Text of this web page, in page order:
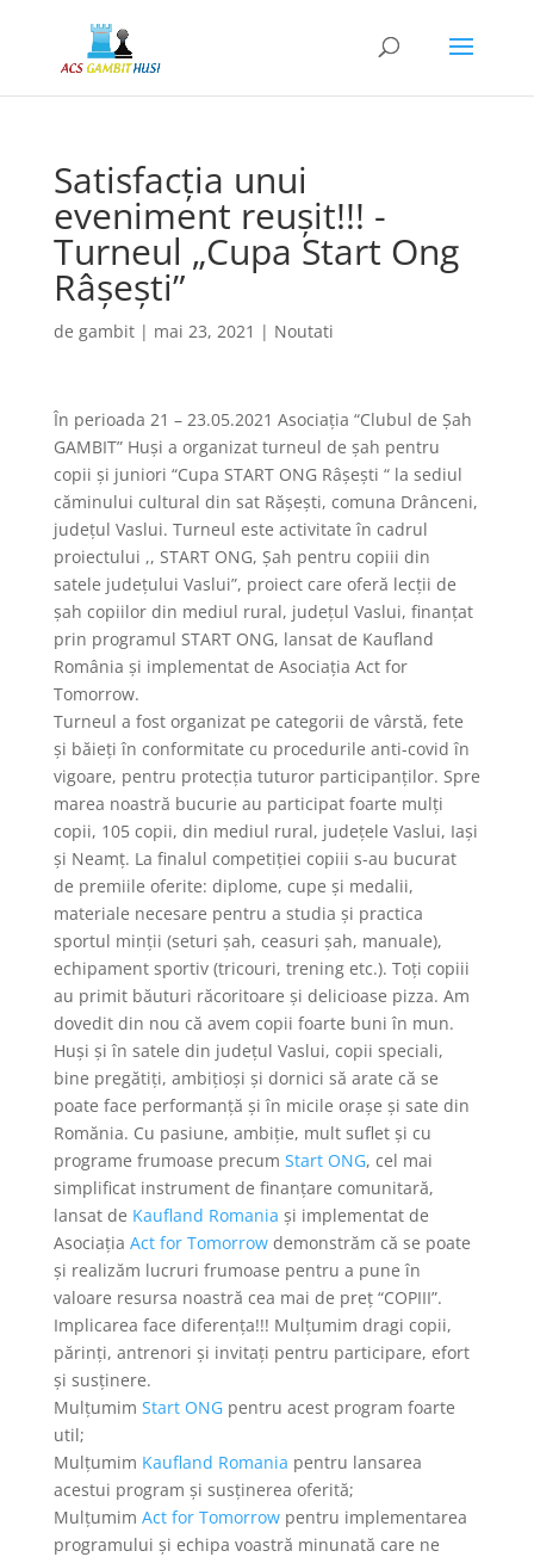
Satisfacția unui
eveniment reușit!!! -
Turneul „Cupa Start Ong
Râșești”
de gambit| mai 23, 2021 | Noutati
În perioada 21 – 23.05.2021 Asociația “Clubul de Șah
GAMBIT” Huși a organizat turneul de șah pentru
copii și juniori “Cupa START ONG Râșești “ la sediul
căminului cultural din sat Rășești, comuna Drânceni,
județul Vaslui. Turneul este activitate în cadrul
proiectului ,, START ONG, Șah pentru copiii din
satele județului Vaslui”, proiect care oferă lecții de
șah copiilor din mediul rural, județul Vaslui, finanțat
prin programul START ONG, lansat de Kaufland
România și implementat de Asociația Act for
Tomorrow.
Turneul a fost organizat pe categorii de vârstă, fete
și băieți în conformitate cu procedurile anti-covid în
vigoare, pentru protecția tuturor participanților. Spre
marea noastră bucurie au participat foarte mulți
copii, 105 copii, din mediul rural, județele Vaslui, Iași
și Neamț. La finalul competiției copiii s-au bucurat
de premiile oferite: diplome, cupe și medalii,
materiale necesare pentru a studia și practica
sportul minții (seturi șah, ceasuri șah, manuale),
echipament sportiv (tricouri, trening etc.). Toți copiii
au primit băuturi răcoritoare și delicioase pizza. Am
dovedit din nou că avem copii foarte buni în mun.
Huși și în satele din județul Vaslui, copii speciali,
bine pregătiți, ambițioși și dornici să arate că se
poate face performanță și în micile orașe și sate din
Romănia. Cu pasiune, ambiție, mult suflet și cu
programe frumoase precum Start ONG, cel mai
simplificat instrument de finanțare comunitară,
lansat de Kaufland Romania și implementat de
Asociația Act for Tomorrowdemonstrăm că se poate
și realizăm lucruri frumoase pentru a pune în
valoare resursa noastră cea mai de preț “COPIII”.
Implicarea face diferența!!! Mulțumim dragi copii,
părinți, antrenori și invitați pentru participare, efort
și susținere.
Mulțumim Start ONGpentru acest program foarte
util;
Mulțumim Kaufland Romania pentru lansarea
acestui program și susținerea oferită;
Mulțumim Act for Tomorrowpentru implementarea
programului și echipa voastră minunată care ne